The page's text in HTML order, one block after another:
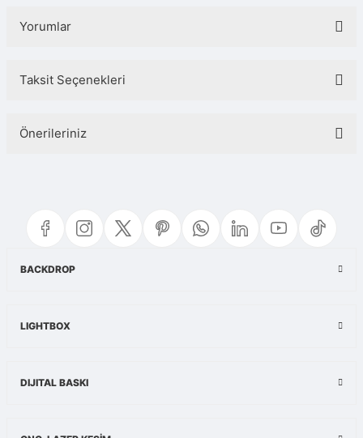
Yorumlar
Taksit Seçenekleri
Önerileriniz
Görüş ve önerileriniz için teşekkür ederiz.
Ürün resmi kalitesiz, bozuk veya görüntülenemiyor.
BACKDROP
LIGHTBOX
DIJITAL BASKI